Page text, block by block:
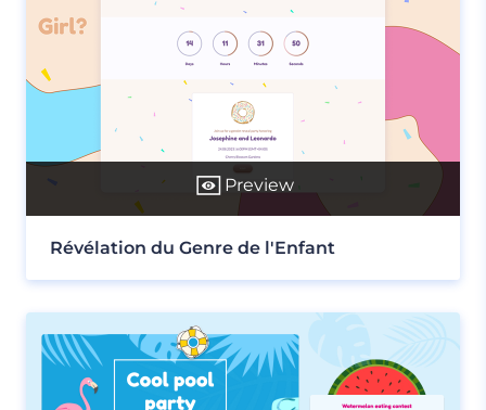
Preview
Révélation du Genre de l'Enfant